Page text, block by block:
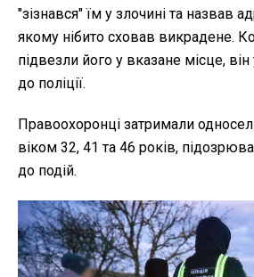
"зізнався" їм у злочині та назвав
якому нібито сховав викрадене.
підвезли його у вказане місце, він
до поліції.
Правоохоронці затримали
віком 32, 41 та 46 років,
до подій.